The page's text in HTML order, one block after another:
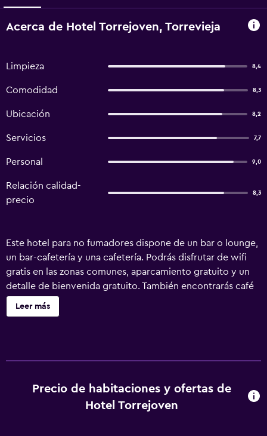
Acerca de Hotel Torrejoven, Torrevieja
Limpieza 8,4
Comodidad 8,3
Ubicación 8,2
Servicios 7,7
Personal 9,0
Relación calidad-
precio
8,3
Este hotel para no fumadores dispone de un bar o lounge,
un bar-cafetería y una cafetería. Podrás disfrutar de wifi
gratis en las zonas comunes, aparcamiento gratuito y un
detalle de bienvenida gratuito. También encontrarás café
o té en las zonas comunes, una piscina de temporada y
una piscina infantil. Hotel Torrejoven ofrece 110
gratuitos. Se ofrece servicio de limpieza todos los días. En
el alojamiento hay piscina infantil y piscina al aire libre de
Leer más
Precio de habitaciones y ofertas de
Hotel Torrejoven